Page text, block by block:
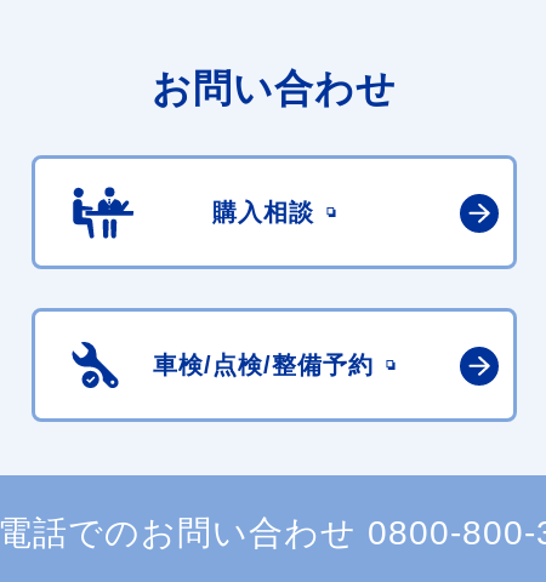
お問い合わせ
購入相談
車検/点検/整備予約
電話でのお問い合わせ 0800-800-